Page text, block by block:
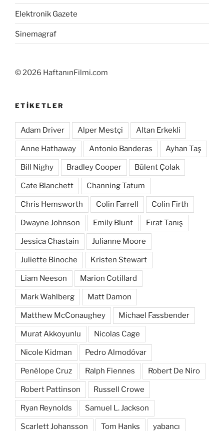
Elektronik Gazete
Sinemagraf
©2026 HaftanınFilmi.com
ETIKETLER
Adam Driver Alper Mestçi Altan Erkekli
Anne Hathaway Antonio Banderas Ayhan Taş
Bill Nighy Bradley Cooper Bülent Çolak
Cate Blanchett Channing Tatum
Chris Hemsworth Colin Farrell Colin Firth
Dwayne Johnson Emily Blunt Fırat Tanış
Jessica Chastain Julianne Moore
Juliette Binoche Kristen Stewart
Liam Neeson Marion Cotillard
Mark Wahlberg Matt Damon
Matthew McConaughey Michael Fassbender
Murat Akkoyunlu Nicolas Cage
Nicole Kidman Pedro Almodóvar
Penélope Cruz Ralph Fiennes Robert De Niro
Robert Pattinson Russell Crowe
Ryan Reynolds Samuel L. Jackson
Scarlett Johansson Tom Hanks yabancı